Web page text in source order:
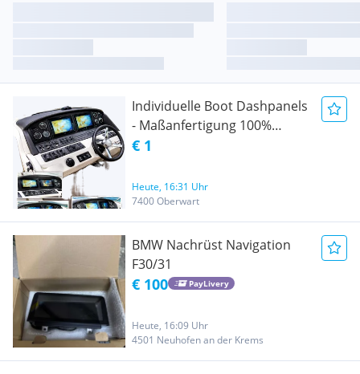
Individuelle Boot Dashpanels
- Maßanfertigung 100%
Custom
€ 1
Heute, 16:31 Uhr
7400 Oberwart
BMW Nachrüst Navigation
F30/31
€ 100 PayLivery
Heute, 16:09 Uhr
4501 Neuhofen an der Krems